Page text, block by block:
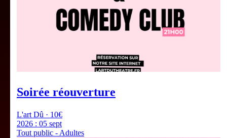
Soirée réouverture
L'art Dû · 10€
2026 : 05 sept
Tout public - Adultes